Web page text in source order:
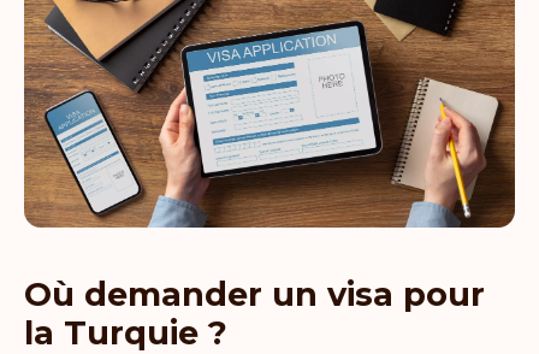
Où demander un visa pour
la Turquie ?